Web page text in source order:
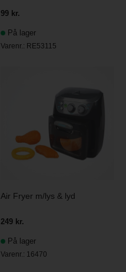
99 kr.
På lager
Varenr.: RE53115
Air Fryer m/lys & lyd
249 kr.
På lager
Varenr.: 16470